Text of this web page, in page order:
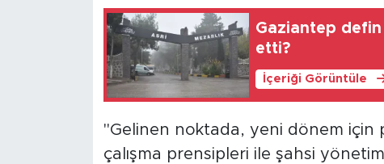
Gaziantep
etti?
İçeriği Görüntüle
"Gelinen noktada, yeni dönem için
çalışma prensipleri ile şahsi yönetim